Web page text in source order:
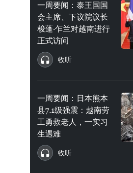
一周要闻：泰王国国
会主席、下议院议长
梭蓬·乍兰对越南进行
正式访问
收听
一周要闻：日本熊本
县7.1级强震：越南劳
工勇救老人，一实习
生遇难
收听